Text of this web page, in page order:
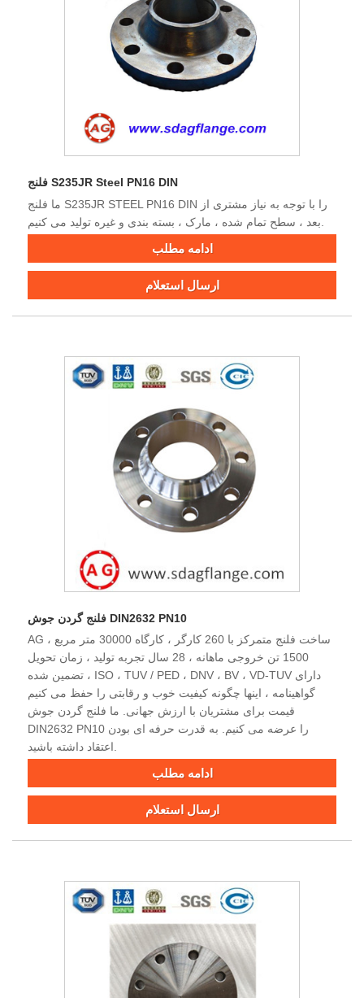
فلنج S235JR Steel PN16 DIN
ما فلنج S235JR STEEL PN16 DIN را با توجه به نیاز مشتری از
ادامه مطلب
ارسال استعلام
فلنج گردن جوش DIN2632 PN10
AG ساخت فلنج متمرکز با 260 کارگر ، کارگاه 30000 متر مربع ،
1500 تن خروجی ماهانه ، 28 سال تجربه تولید ، زمان تحویل
تضمین شده ، ISO ، TUV / PED ، DNV ، BV ، VD-TUV دارای
گواهینامه ، اینها چگونه کیفیت خوب و رقابتی را حفظ می کنیم
قیمت برای مشتریان با ارزش جهانی. ما فلنج گردن جوش
DIN2632 PN10 را عرضه می کنیم. به قدرت حرفه ای بودن
اعتقاد داشته باشید.
ادامه مطلب
ارسال استعلام